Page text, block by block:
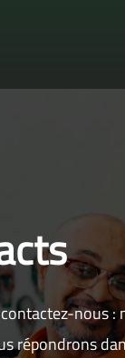
nous
répondrons